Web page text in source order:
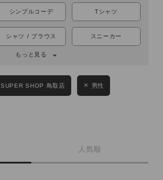
シンプルコーデ Tシャツ
シャツ / ブラウス スニーカー
もっと見る
SUPER SHOP 鳥取店 男性
人気順